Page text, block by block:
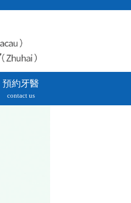
預約牙醫
contact us